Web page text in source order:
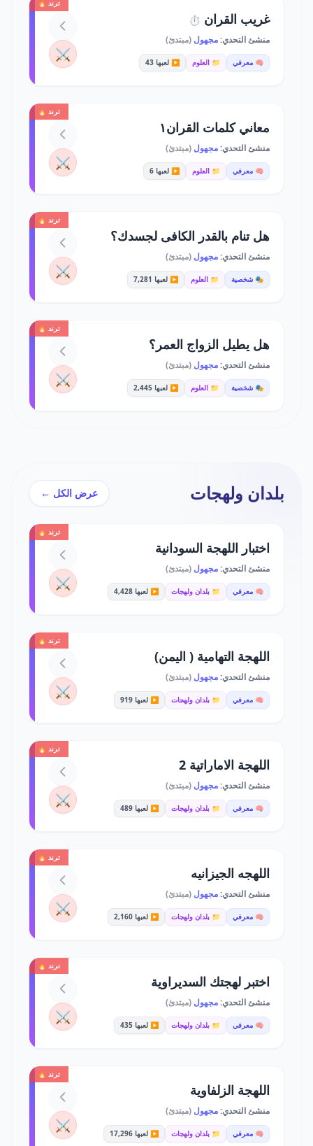
ترند 🔥
غريب القران ⏱️
منشئ التحدي:مجهول (مبتدئ)
🧠 معرفي 📁 العلوم ▶️ لعبها 43 ⚔️
ترند 🔥
معاني كلمات القران١
منشئ التحدي:مجهول (مبتدئ)
🧠 معرفي 📁 العلوم ▶️ لعبها 6 ⚔️
ترند 🔥
هل تنام بالقدر الكافى لجسدك؟
منشئ التحدي:مجهول (مبتدئ)
🎭 شخصية 📁 العلوم ▶️ لعبها 7,281 ⚔️
ترند 🔥
هل يطيل الزواج العمر؟
منشئ التحدي:مجهول (مبتدئ)
🎭 شخصية 📁 العلوم ▶️ لعبها 2,445 ⚔️
بلدان ولهجات عرض الكل ←
ترند 🔥
اختبار اللهجة السودانية
منشئ التحدي:مجهول (مبتدئ)
🧠 معرفي 📁 بلدان ولهجات ▶️ لعبها 4,428 ⚔️
ترند 🔥
اللهجة التهامية ( اليمن)
منشئ التحدي:مجهول (مبتدئ)
🧠 معرفي 📁 بلدان ولهجات ▶️ لعبها 919 ⚔️
ترند 🔥
اللهجة الاماراتية 2
منشئ التحدي:مجهول (مبتدئ)
🧠 معرفي 📁 بلدان ولهجات ▶️ لعبها 489 ⚔️
ترند 🔥
اللهجه الجيزانيه
منشئ التحدي:مجهول (مبتدئ)
🧠 معرفي 📁 بلدان ولهجات ▶️ لعبها 2,160 ⚔️
ترند 🔥
اختبر لهجتك السديراوية
منشئ التحدي:مجهول (مبتدئ)
🧠 معرفي 📁 بلدان ولهجات ▶️ لعبها 435 ⚔️
ترند 🔥
اللهجة الزلفاوية
منشئ التحدي:مجهول (مبتدئ)
🧠 معرفي 📁 بلدان ولهجات ▶️ لعبها 17,296 ⚔️